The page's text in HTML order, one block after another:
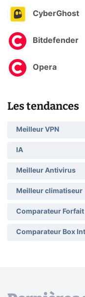
CyberGhost
Bitdefender
Opera
Les tendances
Meilleur VPN
IA
Meilleur Antivirus
Meilleur climatiseur
Comparateur
Comparateur Box